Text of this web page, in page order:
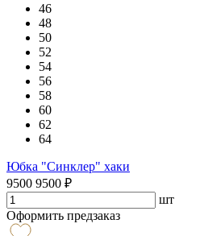
46
48
50
52
54
56
58
60
62
64
Юбка "Синклер" хаки
9500 9500 ₽
шт
Оформить предзаказ